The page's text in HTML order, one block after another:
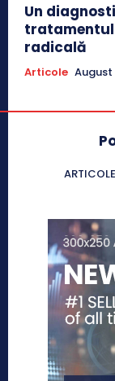
Un
tratamentul
radicală
Articole August
ARTICOLE